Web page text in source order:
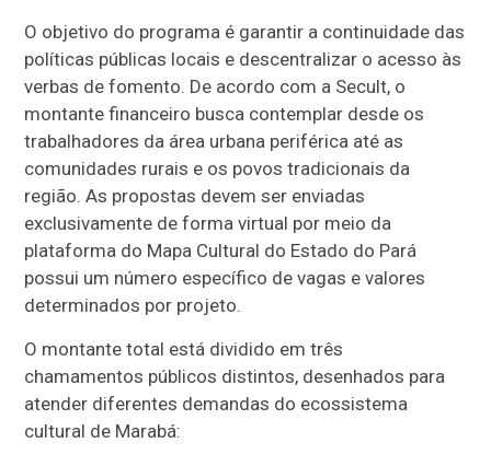
O objetivo do programa é garantir a continuidade das
políticas públicas locais e descentralizar o acesso às
verbas de fomento. De acordo com a Secult, o
montante financeiro busca contemplar desde os
trabalhadores da área urbana periférica até as
comunidades rurais e os povos tradicionais da
região. As propostas devem ser enviadas
exclusivamente de forma virtual por meio da
plataforma do Mapa Cultural do Estado do Pará
possui um número específico de vagas e valores
determinados por projeto.
O montante total está dividido em três
chamamentos públicos distintos, desenhados para
atender diferentes demandas do ecossistema
cultural de Marabá: